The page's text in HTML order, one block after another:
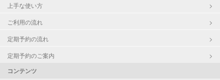
上手な使い方
ご利用の流れ
定期予約の流れ
定期予約のご案内
コンテンツ